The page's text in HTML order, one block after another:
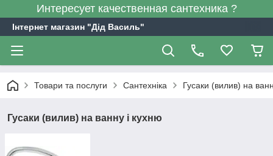
Интересует качественная сантехника ?
Інтернет магазин "Дід Василь"
Товари та послуги Сантехніка Гусаки (вилив) на
Гусаки (вилив) на ванну і кухню